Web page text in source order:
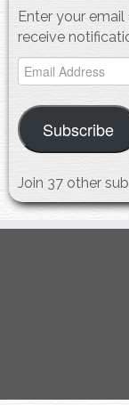
Enter your
receive
Email
Address
Subscribe
Join 37 other